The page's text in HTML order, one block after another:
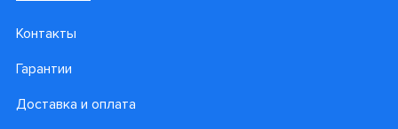
Контакты
Гарантии
Доставка и оплата